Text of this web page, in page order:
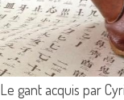
Le gant acquis par